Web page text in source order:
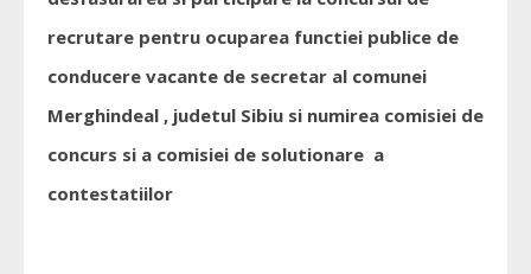
recrutare pentru ocuparea functiei publice de
conducere vacante de secretar al comunei
Merghindeal , judetul Sibiu si numirea comisiei de
concurs si a comisiei de solutionare a
contestatiilor